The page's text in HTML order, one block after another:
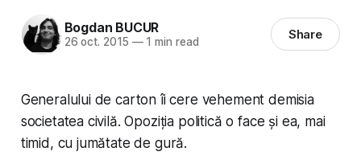
Bogdan BUCUR
26 oct. 2015 —1 min read Share
Generalului de carton îi cere vehement demisia
societatea civilă. Opoziția politică o face și ea, mai
timid, cu jumătate de gură.